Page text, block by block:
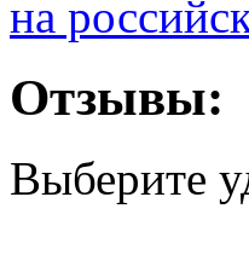
на
Отзывы:
Выберите